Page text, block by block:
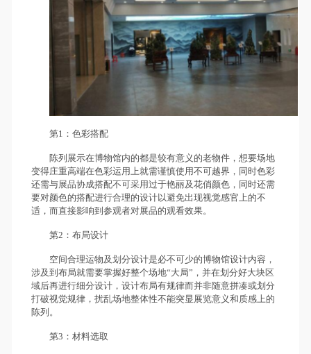
第1：色彩搭配
陈列展示在博物馆内的都是较有意义的老物件，想要场地
变得庄重高端在色彩运用上就需谨慎使用不可越界，同时色彩
还需与展品协成搭配不可采用过于艳丽及花俏颜色，同时还需
要对颜色的搭配进行合理的设计以避免出现视觉感官上的不
适，而直接影响到参观者对展品的观看效果。
第2：布局设计
空间合理运物及划分设计是必不可少的博物馆设计内容，
涉及到布局就需要掌握好整个场地“大局”，并在划分好大块区
域后再进行细分设计，设计布局有规律而并非随意拼凑或划分
打破视觉规律，扰乱场地整体性不能突显展览意义和质感上的
陈列。
第3：材料选取